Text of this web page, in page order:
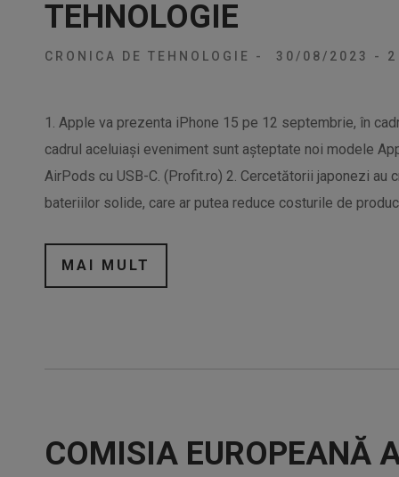
TEHNOLOGIE
CRONICA DE TEHNOLOGIE - 30/08/2023 -
1. Apple va prezenta iPhone 15 pe 12 septembrie, în
cadrul aceluiași eveniment sunt așteptate noi modele
AirPods cu USB-C. (Profit.ro) 2. Cercetătorii japonezi au
bateriilor solide, care ar putea reduce costurile de
MAI MULT
COMISIA EUROPEANĂ